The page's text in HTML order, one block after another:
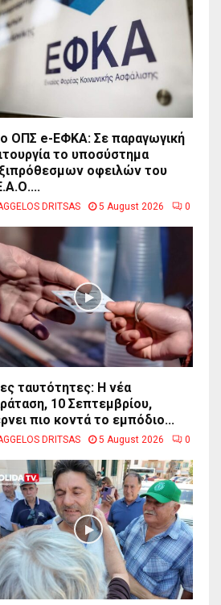
ΟΠΣ e-ΕΦΚΑ: Σε παραγωγική
το υποσύστημα
οφειλών του
DRITSAS 5 August 2026 0
ταυτότητες: Η νέα
10 Σεπτεμβρίου,
πιο κοντά το εμπόδιο...
DRITSAS 5 August 2026 0